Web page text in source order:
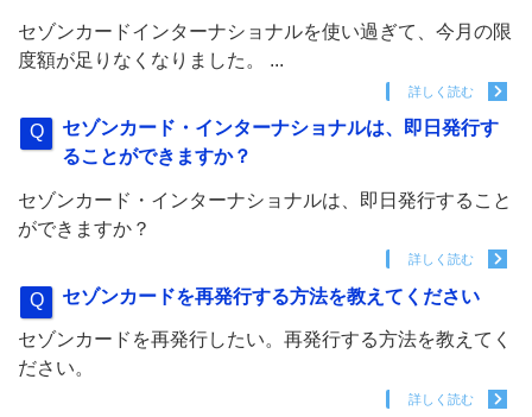
セゾンカードインターナショナルを使い過ぎて、今月の限
度額が足りなくなりました。 ...
詳しく読む
セゾンカード・インターナショナルは、即日発行す
ることができますか？
セゾンカード・インターナショナルは、即日発行すること
ができますか？
詳しく読む
セゾンカードを再発行する方法を教えてください
セゾンカードを再発行したい。再発行する方法を教えてく
ださい。
詳しく読む